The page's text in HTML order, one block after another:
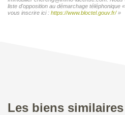
liste d'opposition au démarchage téléphonique
vous inscrire ici : https://www.bloctel.gouv.fr/»
Les biens similaires